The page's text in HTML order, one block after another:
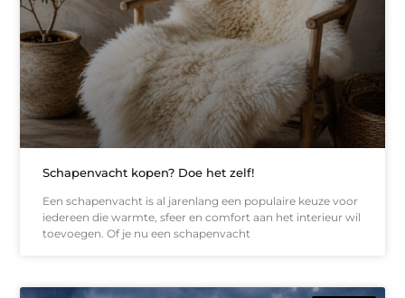
Schapenvacht kopen? Doe het zelf!
Een schapenvacht is al jarenlang een populaire keuze voor
iedereen die warmte, sfeer en comfort aan het interieur wil
toevoegen. Of je nu een schapenvacht